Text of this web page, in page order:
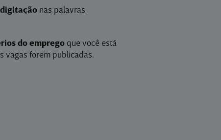
nas palavras
do empregoque você está
vagas forem publicadas.